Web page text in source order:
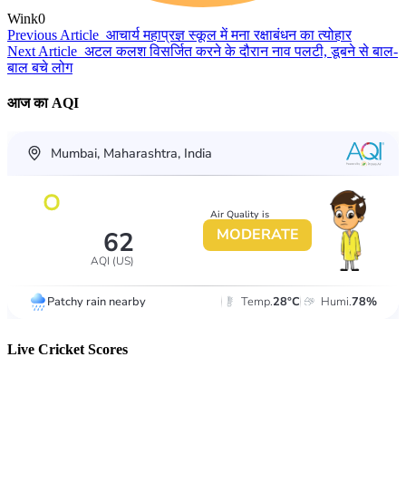
Wink0
Previous Article आचार्य महाप्रज्ञ स्कूल में मना रक्षाबंधन का त्योहार
Next Article अटल कलश विसर्जित करने के दौरान नाव पलटी, डूबने से बाल-
बाल बचे लोग
आज का AQI
Live Cricket Scores